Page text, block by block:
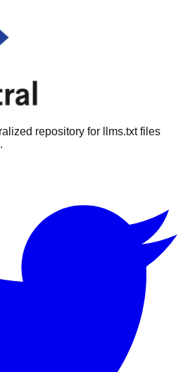
repository for llms.txt files